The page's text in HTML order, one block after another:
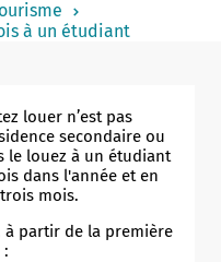
à un étudiant
louer n’est pas
secondaire ou
le louez à un étudiant
dans l'année et en
mois.
à partir de la première